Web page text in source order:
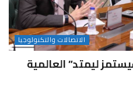
الاتصالات والتكنولوجيا
ليمتد” العالمية